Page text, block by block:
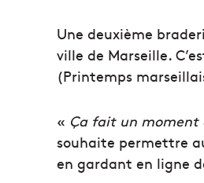
Une deuxième
ville de Marseille.
(Printemps
« Ça fait un
souhaite permettre
en gardant en ligne